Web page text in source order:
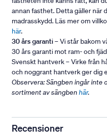
annan fasthet. Detta gäller när
madrasskydd. Läs mer om
här.
30 års garanti– Vi står bakom
30 års garanti mot ram- och
Svenskt hantverk – Virke från
och noggrant hantverk ger dig
Observera: Sängben ingår inte
sortiment av sängben här.
Recensioner